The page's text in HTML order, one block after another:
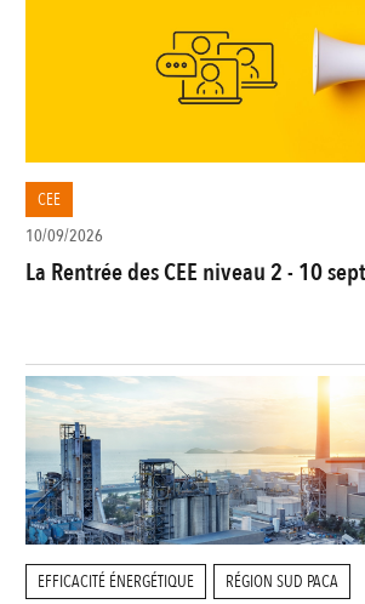
CEE
10/09/2026
La Rentrée des CEE niveau 2 - 10
EFFICACITÉ ÉNERGÉTIQUE
RÉGION SUD PACA